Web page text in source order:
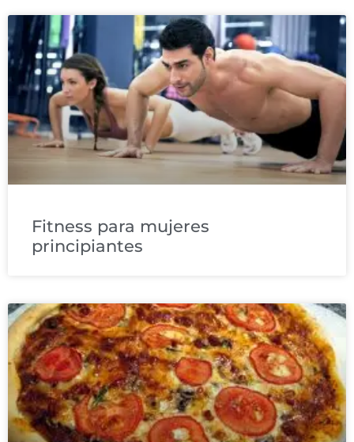
Fitness para mujeres
principiantes